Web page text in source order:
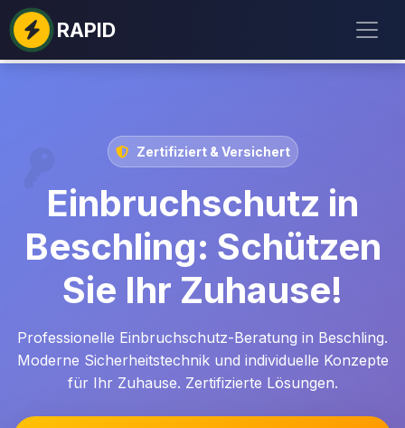
RAPID
Zertifiziert & Versichert
Einbruchschutz in
Beschling: Schützen
Sie Ihr Zuhause!
Professionelle Einbruchschutz-Beratung in Beschling.
Moderne Sicherheitstechnik und individuelle Konzepte
für Ihr Zuhause. Zertifizierte Lösungen.